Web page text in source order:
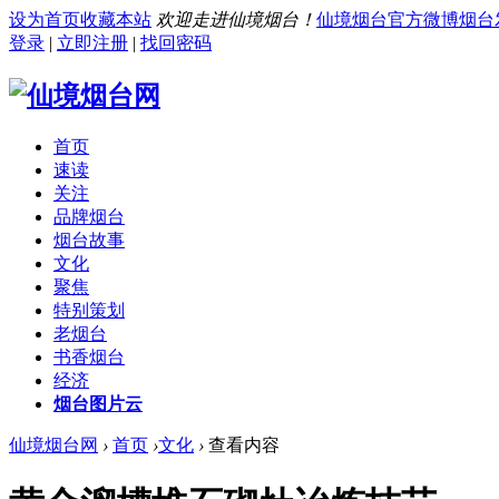
设为首页收藏本站 欢迎走进仙境烟台！ 仙境烟台官方微博烟台
登录 | 立即注册 | 找回密码
首页
速读
关注
品牌烟台
烟台故事
文化
聚焦
特别策划
老烟台
书香烟台
经济
烟台图片云
仙境烟台网 › 首页 ›文化 › 查看内容